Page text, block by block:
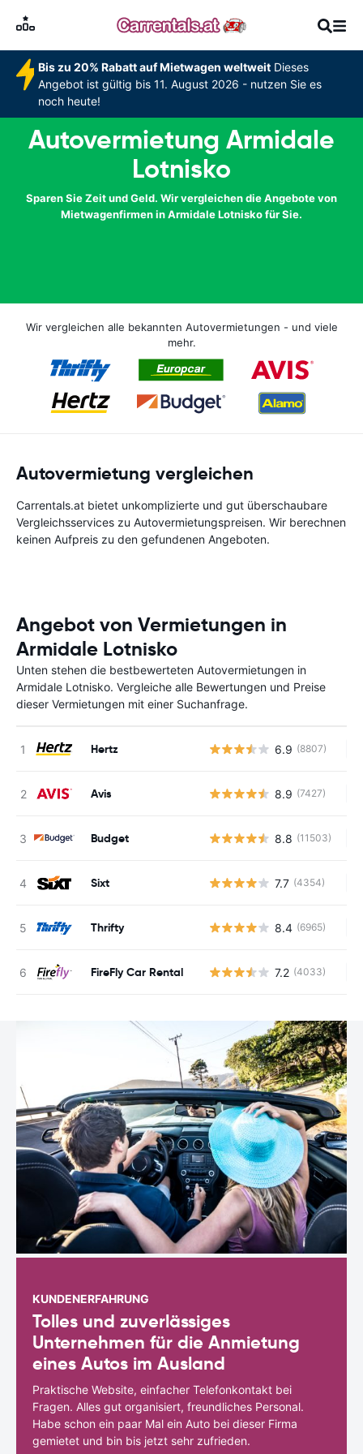
Bis zu 20% Rabatt auf Mietwagen weltweitDieses
Angebot ist gültig bis 11. August 2026 - nutzen Sie es
noch heute!
Autovermietung Armidale
Lotnisko
Sparen Sie Zeit und Geld. Wir vergleichen die Angebote von
Mietwagenfirmen in Armidale Lotnisko für Sie.
Wir vergleichen alle bekannten Autovermietungen - und viele
mehr.
Autovermietung vergleichen
Carrentals.at bietet unkomplizierte und gut überschaubare
Vergleichsservices zu Autovermietungspreisen. Wir berechnen
keinen Aufpreis zu den gefundenen Angeboten.
Angebot von Vermietungen in
Armidale Lotnisko
Unten stehen die bestbewerteten Autovermietungen in
Armidale Lotnisko. Vergleiche alle Bewertungen und Preise
dieser Vermietungen mit einer Suchanfrage.
Hertz 6.9 (8807)
Avis 8.9 (7427)
Budget 8.8 (11503)
Sixt 7.7 (4354)
Thrifty 8.4 (6965)
FireFly Car Rental 7.2 (4033)
KUNDENERFAHRUNG
Tolles und zuverlässiges
Unternehmen für die Anmietung
eines Autos im Ausland
Praktische Website, einfacher Telefonkontakt bei
Fragen. Alles gut organisiert, freundliches Personal.
Habe schon ein paar Mal ein Auto bei dieser Firma
gemietet und bin bis jetzt sehr zufrieden.